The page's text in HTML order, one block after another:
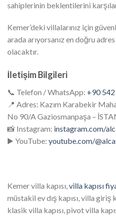
sahiplerinin beklentilerini
Kemer’deki villalarınız için
arada arıyorsanız en doğru adres
olacaktır.
İletişim Bilgileri
📞 Telefon / WhatsApp: +90
📍 Adres: Kazım Karabekir
No 90/A Gaziosmanpaşa –
📸 Instagram: instagram.com/
▶️ YouTube: youtube.com/
Kemer villa kapısı, villa kapısı
müstakil ev dış kapısı, villa giriş
klasik villa kapısı, pivot villa